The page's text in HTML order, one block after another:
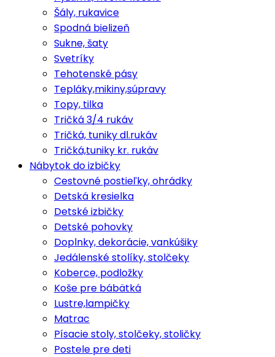
Šály, rukavice
Spodná bielizeň
Sukne, šaty
Svetríky
Tehotenské pásy
Tepláky,mikiny,súpravy
Topy, tilka
Tričká 3/4 rukáv
Tričká, tuniky dl.rukáv
Tričká,tuniky kr. rukáv
Nábytok do izbičky
Cestovné postieľky, ohrádky
Detská kresielka
Detské izbičky
Detské pohovky
Doplnky, dekorácie, vankúšiky
Jedálenské stolíky, stolčeky
Koberce, podložky
Koše pre bábätká
Lustre,lampičky
Matrac
Písacie stoly, stolčeky, stoličky
Postele pre deti